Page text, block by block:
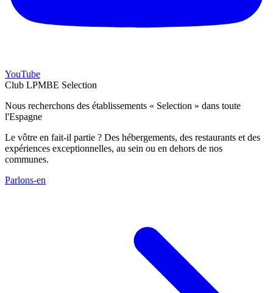
YouTube
Club LPMBE Selection
Nous recherchons des établissements « Selection » dans toute
l'Espagne
Le vôtre en fait-il partie ? Des hébergements, des restaurants et des
expériences exceptionnelles, au sein ou en dehors de nos
communes.
Parlons-en